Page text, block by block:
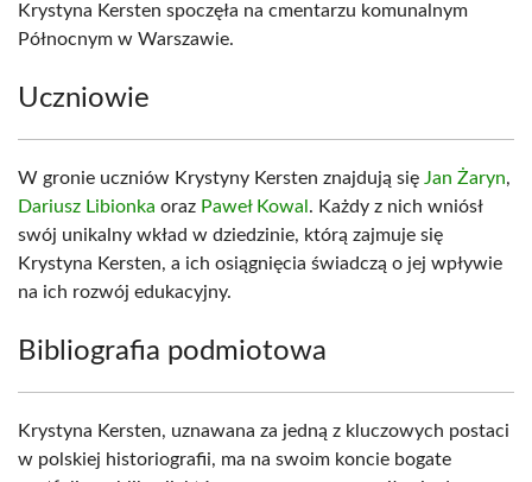
Krystyna Kersten spoczęła na cmentarzu komunalnym
Północnym w Warszawie.
Uczniowie
W gronie uczniów Krystyny Kersten znajdują się Jan Żaryn,
Dariusz Libionka oraz Paweł Kowal . Każdy z nich wniósł
swój unikalny wkład w dziedzinie, którą zajmuje się
Krystyna Kersten, a ich osiągnięcia świadczą o jej wpływie
na ich rozwój edukacyjny.
Bibliografia podmiotowa
Krystyna Kersten, uznawana za jedną z kluczowych postaci
w polskiej historiografii, ma na swoim koncie bogate